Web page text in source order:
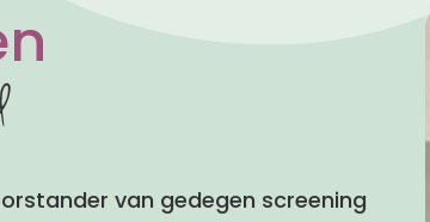
van gedegen screening